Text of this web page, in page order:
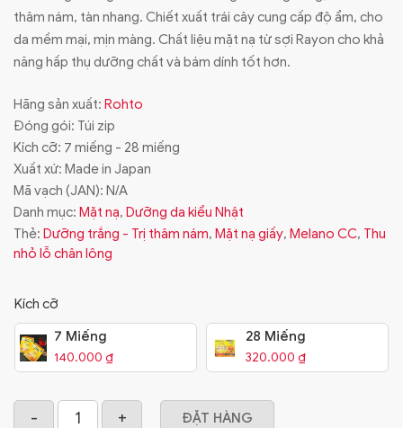
thâm nám, tàn nhang. Chiết xuất trái cây cung cấp độ ẩm, cho
da mềm mại, mịn màng. Chất liệu mặt nạ từ sợi Rayon cho khả
năng hấp thụ dưỡng chất và bám dính tốt hơn.
Hãng sản xuất: Rohto
Đóng gói: Túi zip
Kích cỡ: 7 miếng - 28 miếng
Xuất xứ: Made in Japan
Mã vạch (JAN): N/A
Danh mục: Mặt nạ, Dưỡng da kiểu Nhật
Thẻ: Dưỡng trắng - Trị thâm nám, Mặt nạ giấy, Melano CC, Thu
nhỏ lỗ chân lông
Kích cỡ
7 Miếng
140.000 ₫
28 Miếng
320.000 ₫
ĐẶT HÀNG